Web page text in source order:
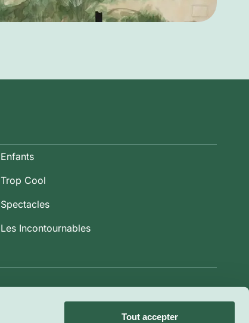
Tout accepter
Enfants
Trop Cool
Spectacles
Les Incontournables